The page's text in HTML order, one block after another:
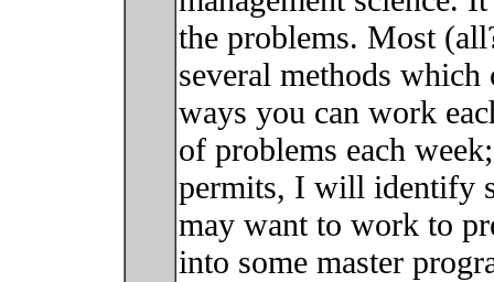
the problems. Most
several methods
ways you can work
of problems each
permits, I will identify
may want to work to
into some master